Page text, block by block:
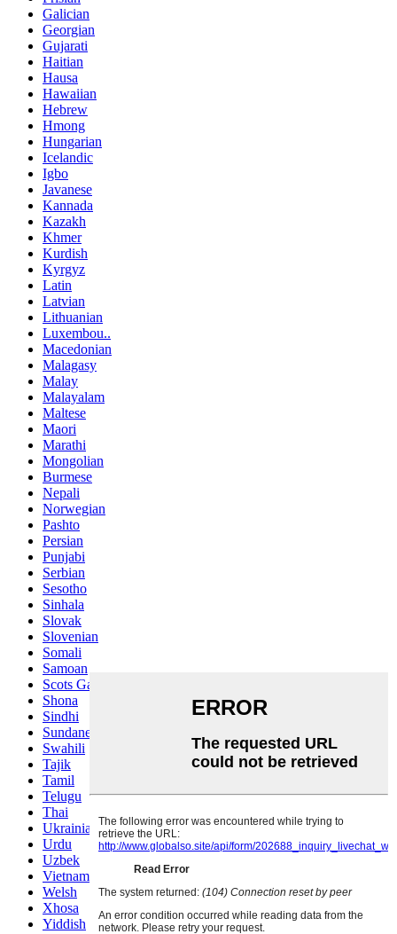
Galician
Georgian
Gujarati
Haitian
Hausa
Hawaiian
Hebrew
Hmong
Hungarian
Icelandic
Igbo
Javanese
Kannada
Kazakh
Khmer
Kurdish
Kyrgyz
Latin
Latvian
Lithuanian
Luxembou..
Macedonian
Malagasy
Malay
Malayalam
Maltese
Maori
Marathi
Mongolian
Burmese
Nepali
Norwegian
Pashto
Persian
Punjabi
Serbian
Sesotho
Sinhala
Slovak
Slovenian
Somali
Samoan
Scots Gaelic
Shona
Sindhi
Sundanese
Swahili
Tajik
Tamil
Telugu
Thai
Ukrainian
Urdu
Uzbek
Vietnamese
Welsh
Xhosa
Yiddish